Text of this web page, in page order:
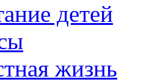
детей
жизнь